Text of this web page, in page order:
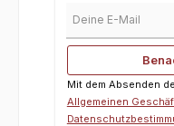
Mit dem Absenden
Allgemeinen